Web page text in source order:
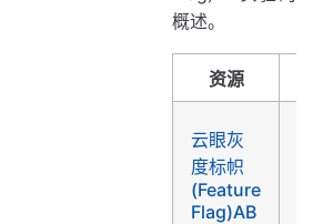
概述。
资源
云眼灰
度标帜
(Feature
Flag)AB